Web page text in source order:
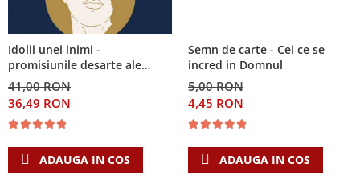
Idolii unei inimi -
promisiunile desarte ale
banilor, sexului si puterii si
Singura Nadejde care
conteaza
41,00 RON
36,49 RON
ADAUGA IN COS
Semn de carte - Cei ce se
incred in Domnul
5,00 RON
4,45 RON
ADAUGA IN COS